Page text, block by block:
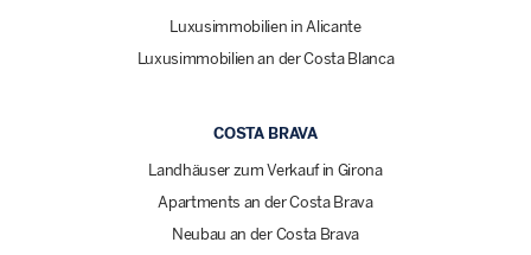
Luxusimmobilien in Alicante
Luxusimmobilien an der Costa Blanca
COSTA BRAVA
Landhäuser zum Verkauf in Girona
Apartments an der Costa Brava
Neubau an der Costa Brava